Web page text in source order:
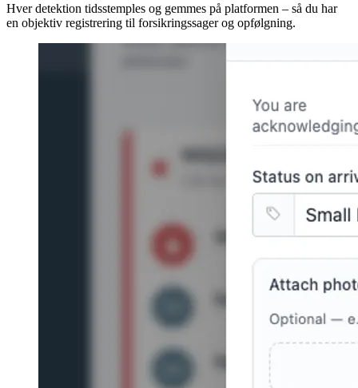
Hver detektion tidsstemples og gemmes på platformen – så du har
en objektiv registrering til forsikringssager og opfølgning.